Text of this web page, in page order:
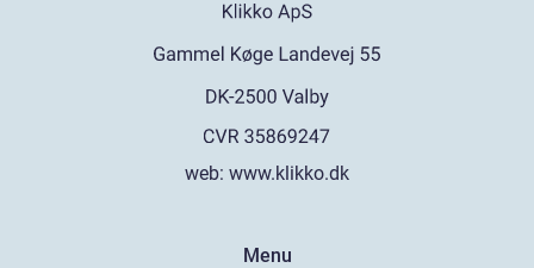
web: www.klikko.dk
Menu